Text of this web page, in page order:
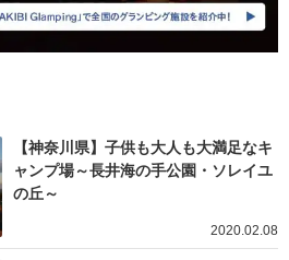
【神奈川県】子供も大人も大満足なキ
ャンプ場～長井海の手公園・ソレイユ
の丘～
2020.02.08